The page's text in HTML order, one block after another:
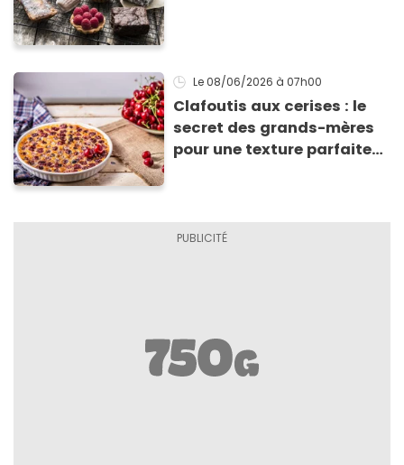
Le 08/06/2026 à 07h00
Clafoutis aux cerises : le
secret des grands-mères
pour une texture parfaite